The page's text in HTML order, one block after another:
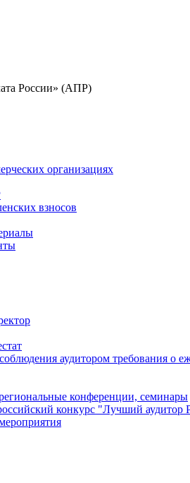
России» (АПР)
организациях
взносов
аудитором требования о
конференции, семинары
конкурс "Лучший аудитор